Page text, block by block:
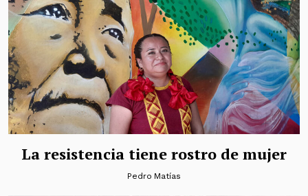
La resistencia tiene rostro de mujer
Pedro Matías